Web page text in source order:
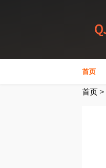
首页
首页 >